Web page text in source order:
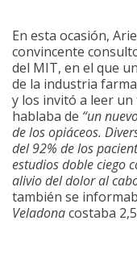
En esta ocasión,
convincente
del MIT, en el que
de la industria
y los invitó a leer un
hablaba de “un
de los opiáceos.
del 92% de los
estudios doble ciego
alivio del dolor al
también se
Veladonacostaba